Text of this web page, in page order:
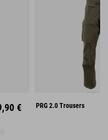
€ XL
PRG 2.0 Trousers